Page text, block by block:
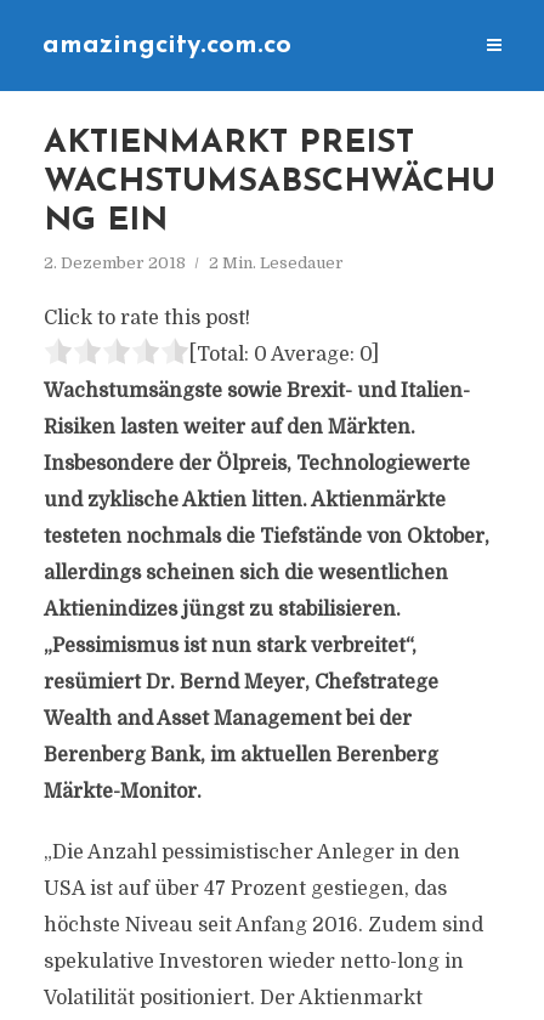
amazingcity.com.co
AKTIENMARKT PREIST
WACHSTUMSABSCHWÄCHU
NG EIN
2. Dezember 2018 2 Min. Lesedauer
Click to rate this post!
[Total: 0 Average: 0]
Wachstumsängste sowie Brexit- und Italien-
Risiken lasten weiter auf den Märkten.
Insbesondere der Ölpreis, Technologiewerte
und zyklische Aktien litten. Aktienmärkte
testeten nochmals die Tiefstände von Oktober,
allerdings scheinen sich die wesentlichen
Aktienindizes jüngst zu stabilisieren.
„Pessimismus ist nun stark verbreitet“,
resümiert Dr. Bernd Meyer, Chefstratege
Wealth and Asset Management bei der
Berenberg Bank, im aktuellen Berenberg
Märkte-Monitor.
„Die Anzahl pessimistischer Anleger in den
USA ist auf über 47 Prozent gestiegen, das
höchste Niveau seit Anfang 2016. Zudem sind
spekulative Investoren wieder netto-long in
Volatilität positioniert. Der Aktienmarkt